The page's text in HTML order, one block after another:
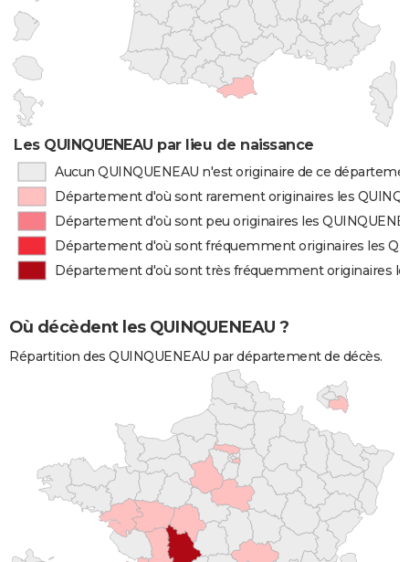
Les QUINQUENEAU par lieu de naissance
Aucun QUINQUENEAU n'est originaire de ce
Département d'où sont rarement originaires les
Département d'où sont peu originaires les
Département d'où sont fréquemment originaires les
Département d'où sont très fréquemment originaires
Où décèdent les QUINQUENEAU ?
Répartition des QUINQUENEAU par département de décès.